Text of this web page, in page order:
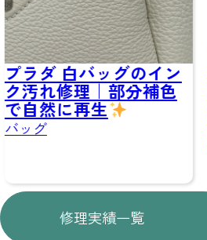
ラダ 白バッグのイン
汚れ修理｜部分補色
自然に再生
ッグ
修理実績一覧